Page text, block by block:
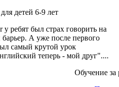
детей 6-9 лет
ребят был страх говорить на
А уже после первого
самый крутой урок
теперь - мой друг"....
Обучение